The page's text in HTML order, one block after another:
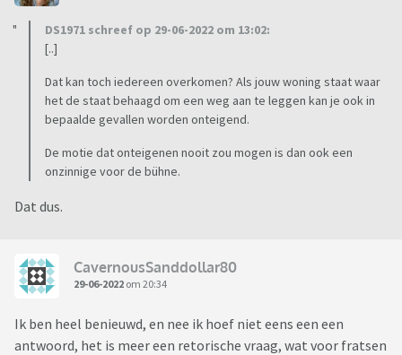
DS1971 schreef op 29-06-2022 om 13:02:
[..]
Dat kan toch iedereen overkomen? Als jouw woning staat waar
het de staat behaagd om een weg aan te leggen kan je ook in
bepaalde gevallen worden onteigend.
De motie dat onteigenen nooit zou mogen is dan ook een
onzinnige voor de bühne.
Dat dus.
CavernousSanddollar80
29-06-2022 om 20:34
Ik ben heel benieuwd, en nee ik hoef niet eens een een
antwoord, het is meer een retorische vraag, wat voor fratsen